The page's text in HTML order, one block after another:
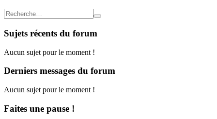
Sujets récents du forum
Aucun sujet pour le moment !
Derniers messages du forum
Aucun sujet pour le moment !
Faites une pause !